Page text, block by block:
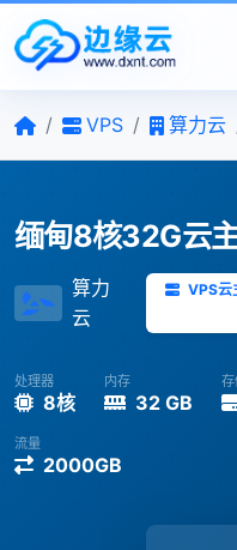
/ VPS / 算力云
缅甸8核32G云
算力
云
VPS云
处理器
8核
内存
32 GB
流量
2000GB